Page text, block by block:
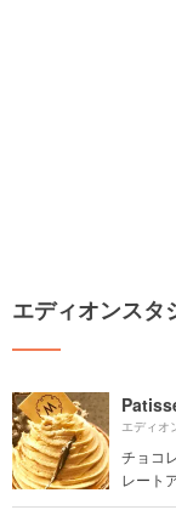
エディオンスタ
エディオ
チョコ
レート